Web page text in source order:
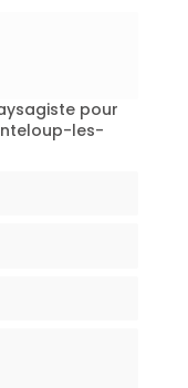
paysagiste
du
et espaces
pour